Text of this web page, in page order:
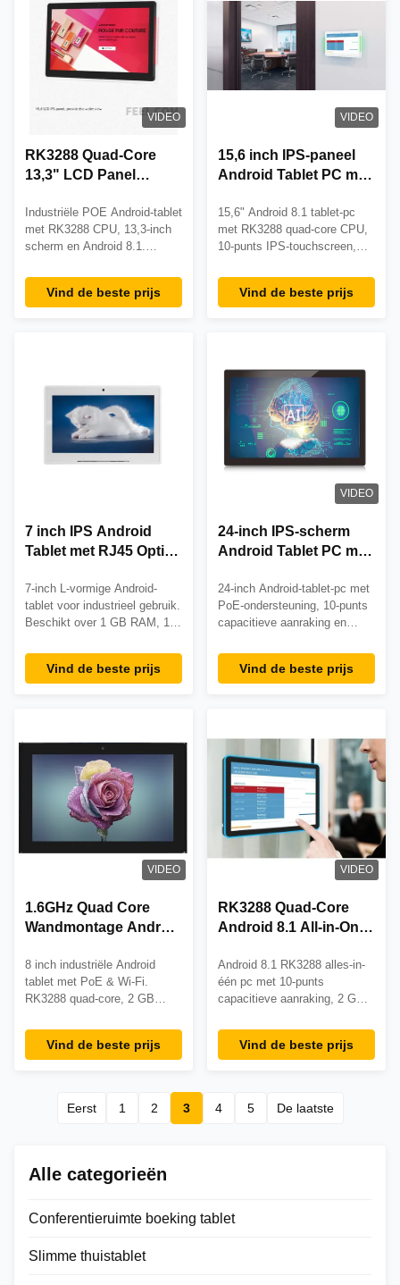
ondernemingen. RoHS-
conform met betrouwbare
prestaties.
VIDEO
RK3288 Quad-Core
13,3" LCD Panel
Power over Ethernet
(POE) voor industrieel
gebruik
Industriële POE Android-tablet
met RK3288 CPU, 13,3-inch
scherm en Android 8.1.
Ethernet voor vereenvoudigde
installatie, 10-punts aanraking
Vind de beste prijs
VIDEO
15,6 inch IPS-paneel
Android Tablet PC met
CPU en Android 8.1
Systeem
15,6" Android 8.1 tablet-pc
met RK3288 quad-core CPU,
10-punts IPS-touchscreen,
garantie. Ideaal voor
industriële toepassingen die
Vind de beste prijs
7 inch IPS Android
Tablet met RJ45 Optie
A7 Processor
7-inch L-vormige Android-
tablet voor industrieel gebruik.
Beschikt over 1 GB RAM, 16
meerdere
connectiviteitsopties (WiFi,
uitgebreide after-sales
ondersteuning.
Vind de beste prijs
VIDEO
24-inch IPS-scherm
Android Tablet PC met
touchscreen en RJ45
Ethernet-
ondersteuning voor
24-inch Android-tablet-pc met
PoE-ondersteuning, 10-punts
capacitieve aanraking en
Beschikt over 2 GB RAM, 16
GB opslag en 3 jaar garantie.
Vind de beste prijs
VIDEO
1.6GHz Quad Core
Wandmontage Android
capacitief touchscreen
en Power over
Ethernet (POE)
8 inch industriële Android
tablet met PoE & Wi-Fi.
RK3288 quad-core, 2 GB
Wandmontageontwerp voor
24/7 gebruik in slimme
OEM-opties beschikbaar.
Vind de beste prijs
VIDEO
RK3288 Quad-Core
Android 8.1 All-in-One
10-punts capacitief
touchscreen en LED-
lichtbalk
Android 8.1 RK3288 alles-in-
één pc met 10-punts
capacitieve aanraking, 2 GB +
lichtbalk. Beschikt over 24/7
betrouwbaarheid, meerdere
aanpassing voor retail-,
Vind de beste prijs
Eerst 1 2 3 4 5 De laatste
Alle categorieën
Conferentieruimte boeking tablet
Slimme thuistablet